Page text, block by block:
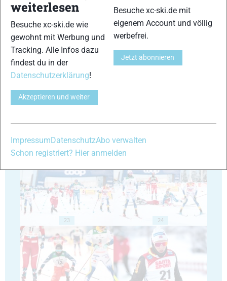
19
23 24
weiterlesen
Besuche xc-ski.de wie
gewohnt mit Werbung und
Tracking. Alle Infos dazu
findest du in der
Datenschutzerklärung!
Akzeptieren und weiter
Besuche xc-ski.de mit
eigenem Account und völlig
werbefrei.
Jetzt abonnieren
Impressum DatenschutzAbo verwalten
Schon registriert? Hier anmelden